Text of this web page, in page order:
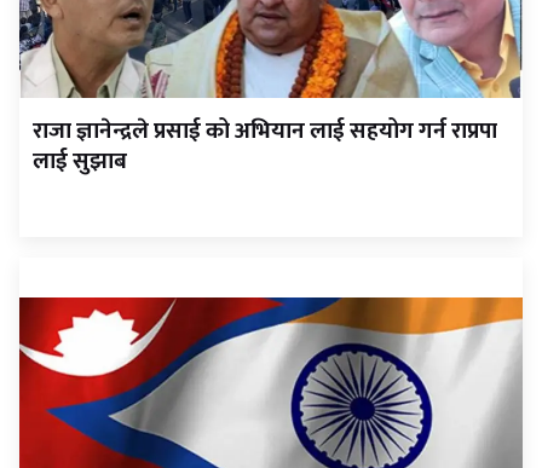
राजा ज्ञानेन्द्रले प्रसाई को अभियान लाई सहयोग गर्न राप्रपा
लाई सुझाब